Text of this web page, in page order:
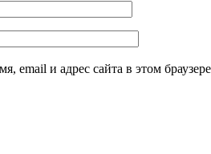
email и адрес сайта в этом